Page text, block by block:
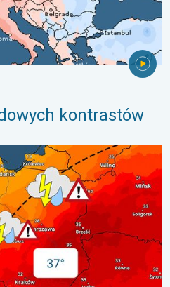
kontrastów
. . sobota, 1 sierpnia